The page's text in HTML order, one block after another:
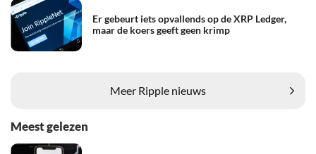
Er gebeurt iets opvallends op de XRP Ledger,
maar de koers geeft geen krimp
Meer Ripple nieuws
Meest gelezen